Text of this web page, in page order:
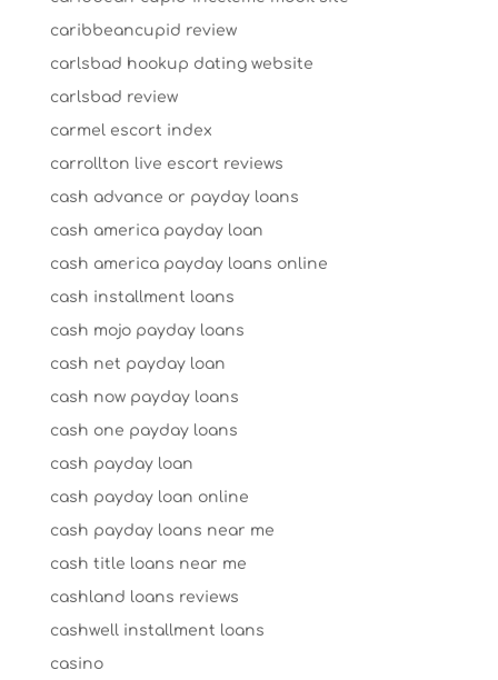
caribbeancupid review
carlsbad hookup dating website
carlsbad review
carmel escort index
carrollton live escort reviews
cash advance or payday loans
cash america payday loan
cash america payday loans online
cash installment loans
cash mojo payday loans
cash net payday loan
cash now payday loans
cash one payday loans
cash payday loan
cash payday loan online
cash payday loans near me
cash title loans near me
cashland loans reviews
cashwell installment loans
casino